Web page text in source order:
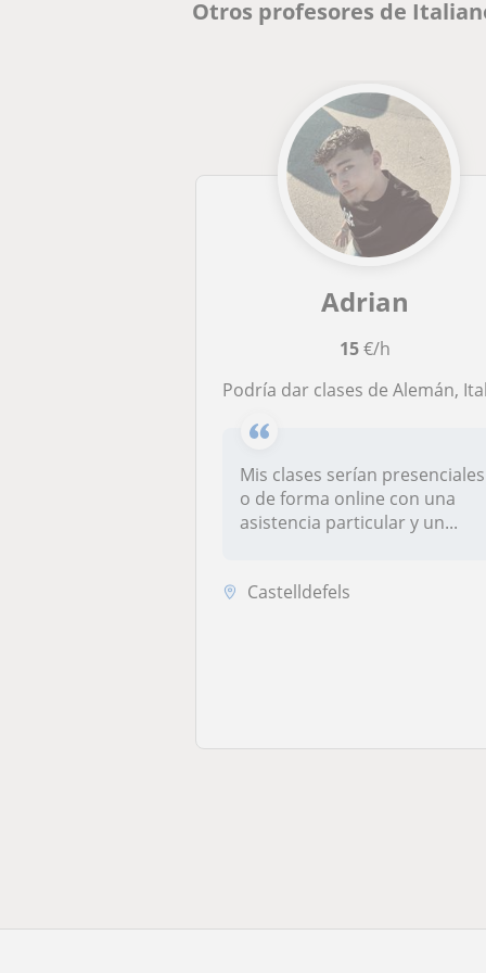
Otros profesores de
Adrian
15€/h
Podría dar clases de Alemán, Italiano, Ingles y Catalan. Ayudar al alumno en sus materias de la E.S.O incluso impartir clases de kickboxing y
Mis clases serían presenciales
o de forma online con una
asistencia particular y un...
Castelldefels